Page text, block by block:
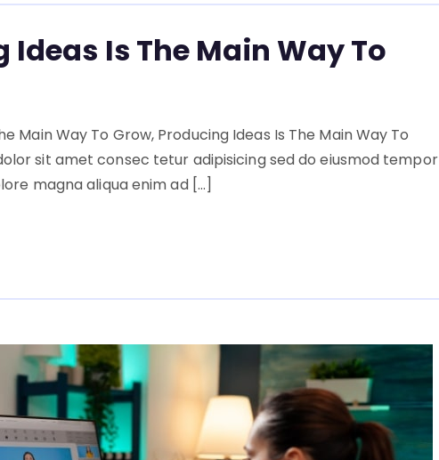
Ideas Is The Main Way To
Main Way To Grow, Producing Ideas Is The Main Way To
sit amet consec tetur adipisicing sed do eiusmod tempor
magna aliqua enim ad […]